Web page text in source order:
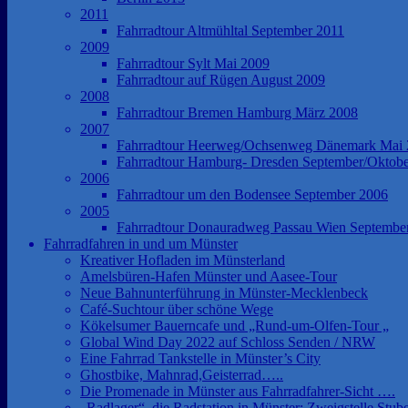
2011
Fahrradtour Altmühltal September 2011
2009
Fahrradtour Sylt Mai 2009
Fahrradtour auf Rügen August 2009
2008
Fahrradtour Bremen Hamburg März 2008
2007
Fahrradtour Heerweg/Ochsenweg Dänemark Mai
Fahrradtour Hamburg- Dresden September/
2006
Fahrradtour um den Bodensee September 2006
2005
Fahrradtour Donauradweg Passau Wien
Fahrradfahren in und um Münster
Kreativer Hofladen im Münsterland
Amelsbüren-Hafen Münster und Aasee-Tour
Neue Bahnunterführung in Münster-Mecklenbeck
Café-Suchtour über schöne Wege
Kökelsumer Bauerncafe und „Rund-um-Olfen-Tour „
Global Wind Day 2022 auf Schloss Senden / NRW
Eine Fahrrad Tankstelle in Münster’s City
Ghostbike, Mahnrad,Geisterrad…..
Die Promenade in Münster aus Fahrradfahrer-Sicht ….